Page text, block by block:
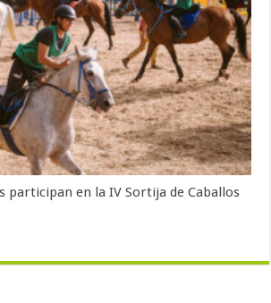
participan en la IV Sortija de Caballos